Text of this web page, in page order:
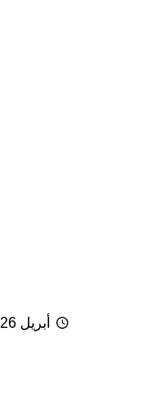
أبريل 26, 2026